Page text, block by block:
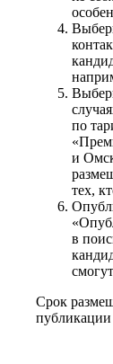
по
и
тех,
в
Срок
публикации